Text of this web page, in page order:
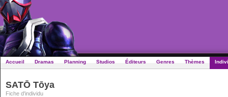
Accueil Dramas Planning Studios Éditeurs Genres Thèmes
SATŌ Tōya
Fiche d'individu